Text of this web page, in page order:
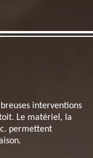
interventions
Le matériel, la
permettent